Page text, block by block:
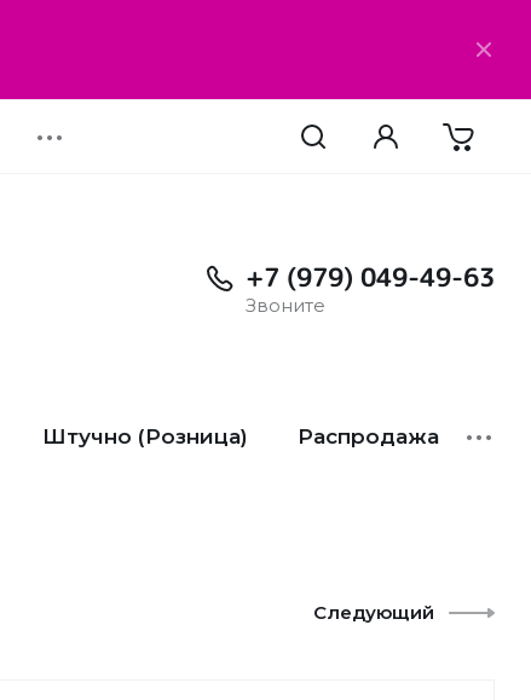
•••
+7 (979) 049-49-63
Звоните
Штучно (Розница) Распродажа •••
Следующий